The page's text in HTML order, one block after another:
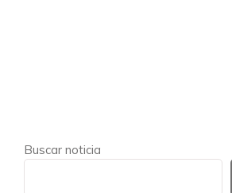
Buscar noticia